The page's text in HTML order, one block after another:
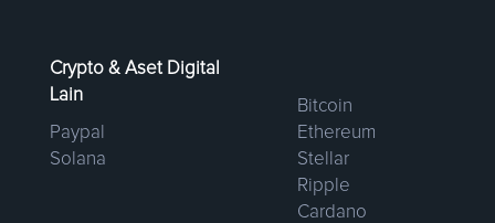
Crypto & Aset Digital
Lain
Paypal
Solana
Bitcoin
Ethereum
Stellar
Ripple
Cardano